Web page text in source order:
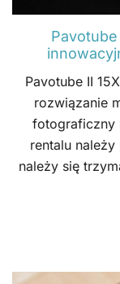
Pavotube II
rozwiązanie
fotograficzny
rentalu
należy się